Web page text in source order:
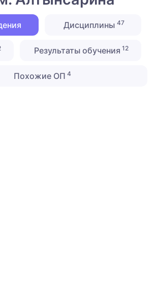
Дисциплины 47
Результаты обучения 12
Похожие ОП 4